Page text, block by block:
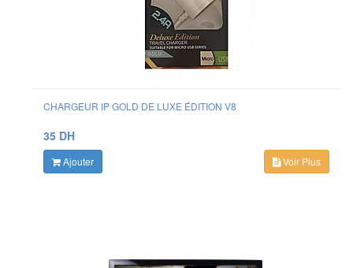
CHARGEUR IP GOLD DE LUXE ÉDITION V8
35 DH
Ajouter Voir Plus